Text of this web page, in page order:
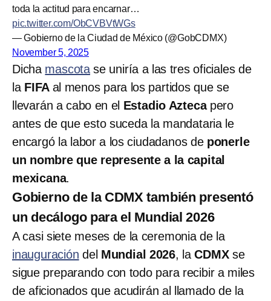
toda la actitud para encarnar…
pic.twitter.com/ObCVBVtWGs
— Gobierno de la Ciudad de México (@GobCDMX)
November 5, 2025
Dicha mascota se uniría a las tres oficiales de
la FIFA al menos para los partidos que se
llevarán a cabo en el Estadio Aztecapero
antes de que esto suceda la mandataria le
encargó la labor a los ciudadanos deponerle
un nombre que represente a la capital
mexicana.
Gobierno de la CDMX también presentó
un decálogo para el Mundial 2026
A casi siete meses de la ceremonia de la
inauguración del Mundial 2026, laCDMX se
sigue preparando con todo para recibir a miles
de aficionados que acudirán al llamado de la